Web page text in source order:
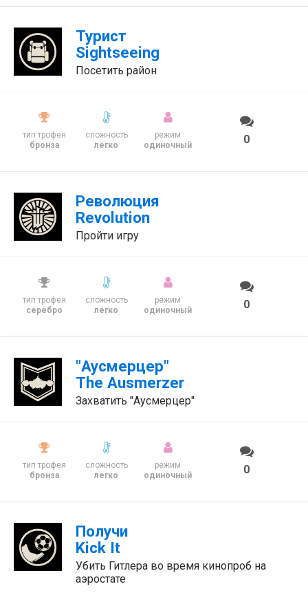
Турист
Sightseeing
Посетить район
тип трофея
бронза
сложность
легко
режим
одиночный
0
Революция
Revolution
Пройти игру
тип трофея
серебро
сложность
легко
режим
одиночный
0
"Аусмерцер"
The Ausmerzer
Захватить "Аусмерцер"
тип трофея
бронза
сложность
легко
режим
одиночный
0
Получи
Kick It
Убить Гитлера во время кинопроб на
аэростате